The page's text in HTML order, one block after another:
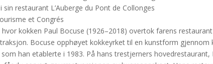
sin restaurant L’Auberge du Pont de Collonges
et Congrés
hvor kokken Paul Bocuse (1926–2018) overtok farens
Bocuse opphøyet kokkeyrket til en kunstform gjennom
som han etablerte i 1983. På hans trestjerners hovedrestaurant,